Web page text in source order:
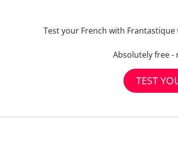
Test your French with
Absolutely free -
TEST